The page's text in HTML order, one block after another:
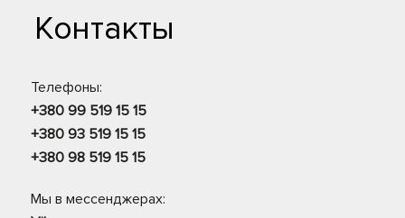
Контакты
Телефоны:
+380 99 519 15 15
+380 93 519 15 15
+380 98 519 15 15
Мы в мессенджерах: